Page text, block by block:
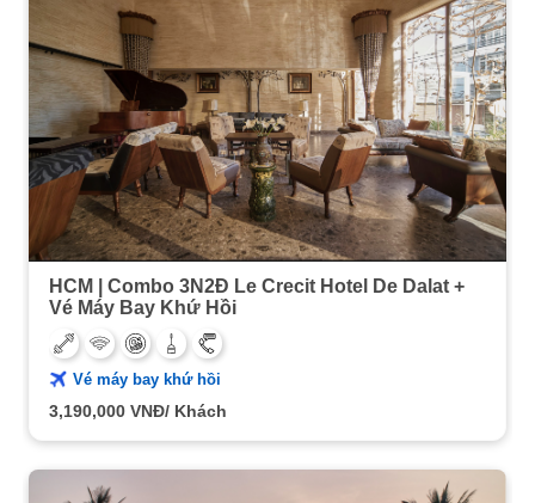
HCM | Combo 3N2Đ Le Crecit Hotel De Dalat +
Vé Máy Bay Khứ Hồi
Vé máy bay khứ hồi
3,190,000 VNĐ/ Khách